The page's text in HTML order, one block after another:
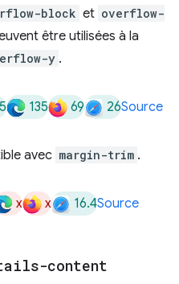
block et overflow-
être utilisées à la
y .
135 69 26Source
avec margin-trim .
x x 16.4Source
content